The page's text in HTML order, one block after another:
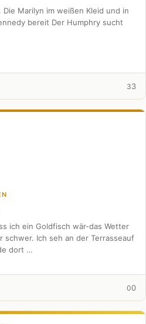
Marilyn im weißen Kleid und in
bereit Der Humphry sucht
33
ich ein Goldfisch wär-das Wetter
schwer. Ich seh an der Terrasseauf
dort …
00